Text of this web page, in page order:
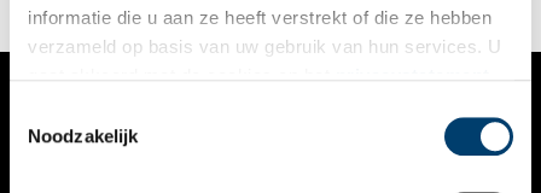
informatie die u aan ze heeft verstrekt of die ze hebben
verzameld op basis van uw gebruik van hun services. U
Noodzakelijk
VERHALEN